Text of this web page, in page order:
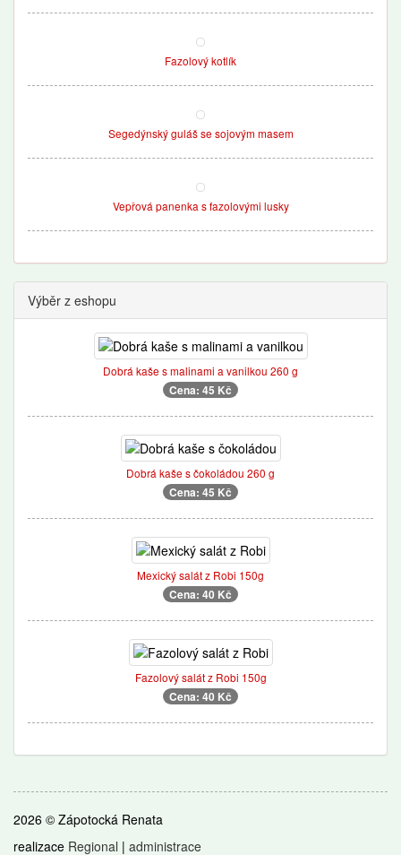
Fazolový kotlík
Segedýnský guláš se sojovým masem
Vepřová panenka s fazolovými lusky
Výběr z eshopu
Dobrá kaše s malinami a vanilkou 260 g
Cena: 45 Kč
Dobrá kaše s čokoládou 260 g
Cena: 45 Kč
Mexický salát z Robi 150g
Cena: 40 Kč
Fazolový salát z Robi 150g
Cena: 40 Kč
2026 © Zápotocká Renata
realizace Regional | administrace